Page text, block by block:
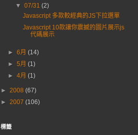
▼ 07/31 (2)
Javascript 多款較經典的JS下拉選單
Javascript 10款讓你震撼的圖片展示js
代碼展示
►6月(14)
►5月(1)
►4月(1)
► 2008 (67)
► 2007 (106)
標籤